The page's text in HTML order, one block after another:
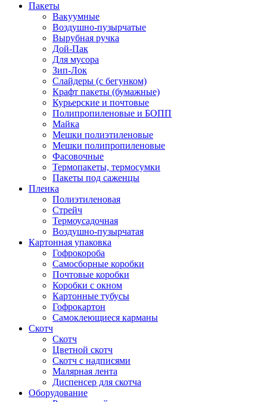
Пакеты
Вакуумные
Воздушно-пузырчатые
Вырубная ручка
Дой-Пак
Для мусора
Зип-Лок
Слайдеры (с бегунком)
Крафт пакеты (бумажные)
Курьерские и почтовые
Полипропиленовые и БОПП
Майка
Мешки полиэтиленовые
Мешки полипропиленовые
Фасовочные
Термопакеты, термосумки
Пакеты под саженцы
Пленка
Полиэтиленовая
Стрейч
Термоусадочная
Воздушно-пузырчатая
Картонная упаковка
Гофрокороба
Самосборные коробки
Почтовые коробки
Коробки с окном
Картонные тубусы
Гофрокартон
Самоклеющиеся карманы
Скотч
Скотч
Цветной скотч
Скотч с надписями
Малярная лента
Диспенсер для скотча
Оборудование